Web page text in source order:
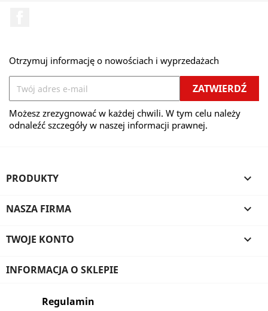
Otrzymuj informację o nowościach i wyprzedażach
Możesz zrezygnować w każdej chwili. W tym celu należy
odnaleźć szczegóły w naszej informacji prawnej.
PRODUKTY 
NASZA FIRMA 
TWOJE KONTO 
INFORMACJA O SKLEPIE
Regulamin